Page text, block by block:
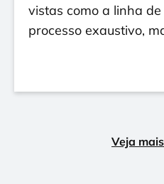
vistas como a linha
processo exaustivo,
Veja